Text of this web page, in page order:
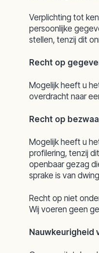
Verplichting tot
persoonlijke
stellen, tenzij dit
Recht op
Mogelijk heeft u
overdracht naar
Recht op
Mogelijk heeft u
profilering, tenzij
openbaar gezag
sprake is van
Recht op niet
Wij voeren geen
Nauwkeurigheid